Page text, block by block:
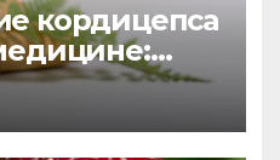
кордицепса
и